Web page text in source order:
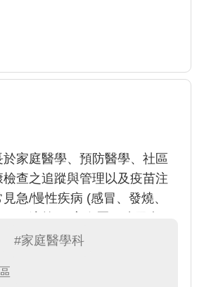
家庭醫學、預防醫學、社區
查之追蹤與管理以及疫苗注
急/慢性疾病 (感冒、發燒、
檢等，服務範圍更涵蓋安寧居
#家庭醫學科